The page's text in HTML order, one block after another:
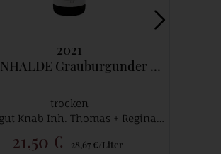
2021
Grauburgunder *** Spätlese trocken
trocken
21,50 € 28,67 €/Liter